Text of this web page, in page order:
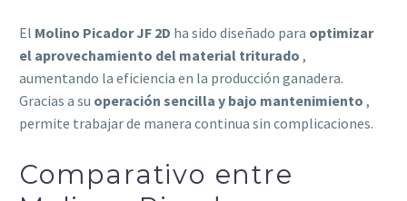
El Molino Picador JF 2D ha sido diseñado para optimizar
el aprovechamiento del material triturado ,
aumentando la eficiencia en la producción ganadera.
Gracias a su operación sencilla y bajo mantenimiento ,
permite trabajar de manera continua sin complicaciones.
Comparativo entre